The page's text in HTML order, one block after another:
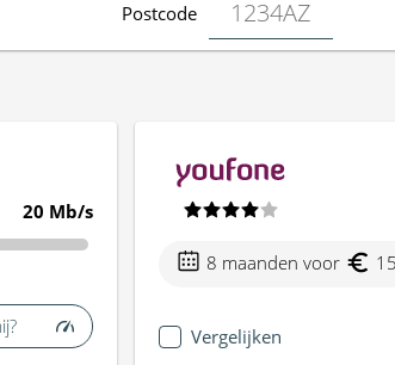
Postcode
20 Mb/s
8 maanden voor
Vergelijken